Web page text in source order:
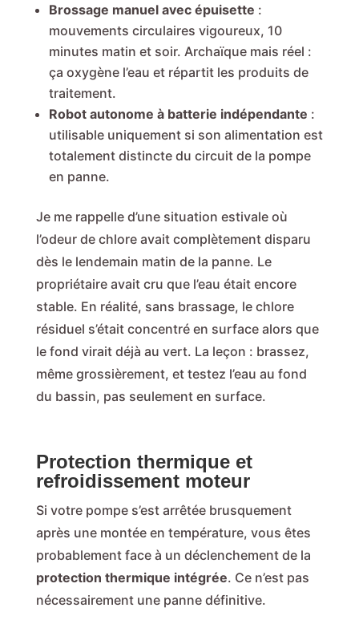
Brossage manuel avec épuisette :
mouvements circulaires vigoureux, 10
minutes matin et soir. Archaïque mais réel :
ça oxygène l’eau et répartit les produits de
traitement.
Robot autonome à batterie indépendante :
utilisable uniquement si son alimentation est
totalement distincte du circuit de la pompe
en panne.
Je me rappelle d’une situation estivale où
l’odeur de chlore avait complètement disparu
dès le lendemain matin de la panne. Le
propriétaire avait cru que l’eau était encore
stable. En réalité, sans brassage, le chlore
résiduel s’était concentré en surface alors que
le fond virait déjà au vert. La leçon : brassez,
même grossièrement, et testez l’eau au fond
du bassin, pas seulement en surface.
Protection thermique et
refroidissement moteur
Si votre pompe s’est arrêtée brusquement
après une montée en température, vous êtes
probablement face à un déclenchement de la
protection thermique intégrée. Ce n’est pas
nécessairement une panne définitive.